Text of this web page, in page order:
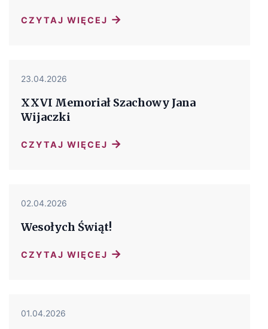
CZYTAJ WIĘCEJ →
23.04.2026
XXVI Memoriał Szachowy Jana
Wijaczki
CZYTAJ WIĘCEJ →
02.04.2026
Wesołych Świąt!
CZYTAJ WIĘCEJ →
01.04.2026